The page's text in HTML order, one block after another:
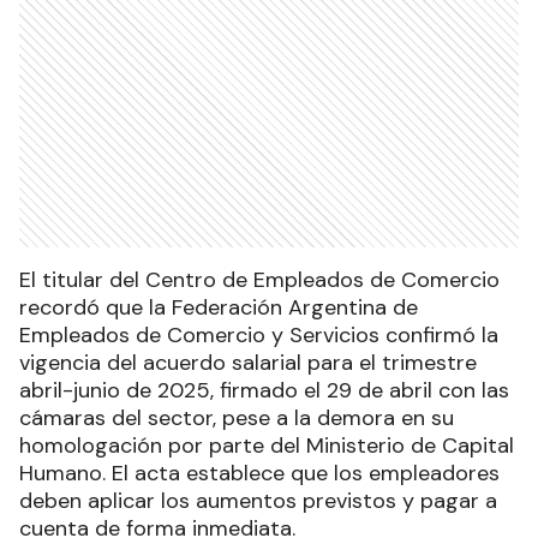
El titular del Centro de Empleados de Comercio
recordó que la Federación Argentina de
Empleados de Comercio y Servicios confirmó la
vigencia del acuerdo salarial para el trimestre
abril-junio de 2025, firmado el 29 de abril con las
cámaras del sector, pese a la demora en su
homologación por parte del Ministerio de Capital
Humano. El acta establece que los empleadores
deben aplicar los aumentos previstos y pagar a
cuenta de forma inmediata.